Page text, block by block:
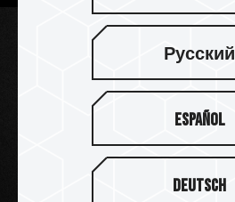
Русский
Español
Deutsch